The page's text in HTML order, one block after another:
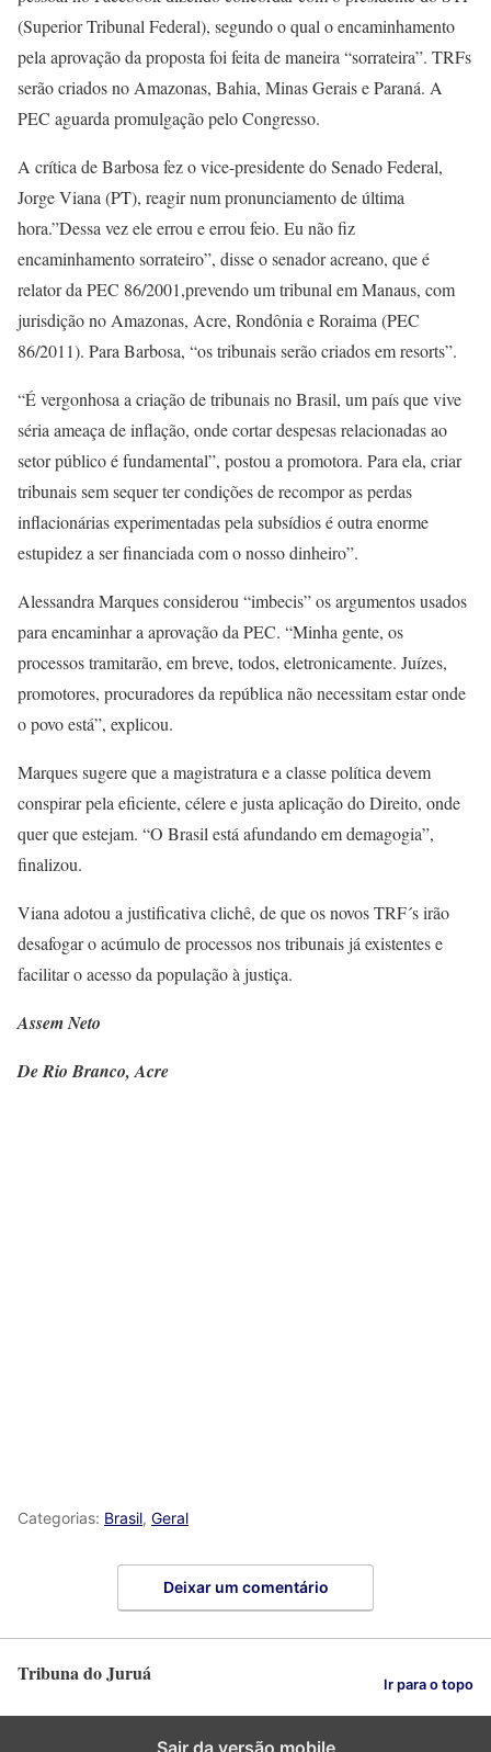
(Superior Tribunal Federal), segundo o qual o encaminhamento
pela aprovação da proposta foi feita de maneira “sorrateira”. TRFs
serão criados no Amazonas, Bahia, Minas Gerais e Paraná. A
PEC aguarda promulgação pelo Congresso.
A crítica de Barbosa fez o vice-presidente do Senado Federal,
Jorge Viana (PT), reagir num pronunciamento de última
hora.”Dessa vez ele errou e errou feio. Eu não fiz
encaminhamento sorrateiro”, disse o senador acreano, que é
relator da PEC 86/2001,prevendo um tribunal em Manaus, com
jurisdição no Amazonas, Acre, Rondônia e Roraima (PEC
86/2011). Para Barbosa, “os tribunais serão criados em resorts”.
“É vergonhosa a criação de tribunais no Brasil, um país que vive
séria ameaça de inflação, onde cortar despesas relacionadas ao
setor público é fundamental”, postou a promotora. Para ela, criar
tribunais sem sequer ter condições de recompor as perdas
inflacionárias experimentadas pela subsídios é outra enorme
estupidez a ser financiada com o nosso dinheiro”.
Alessandra Marques considerou “imbecis” os argumentos usados
para encaminhar a aprovação da PEC. “Minha gente, os
processos tramitarão, em breve, todos, eletronicamente. Juízes,
promotores, procuradores da república não necessitam estar onde
o povo está”, explicou.
Marques sugere que a magistratura e a classe política devem
conspirar pela eficiente, célere e justa aplicação do Direito, onde
quer que estejam. “O Brasil está afundando em demagogia”,
finalizou.
Viana adotou a justificativa clichê, de que os novos TRF´s irão
desafogar o acúmulo de processos nos tribunais já existentes e
facilitar o acesso da população à justiça.
Assem Neto
De Rio Branco, Acre
Categorias: Brasil, Geral
Deixar um comentário
Tribuna do Juruá Ir para o topo
Sair da versão mobile